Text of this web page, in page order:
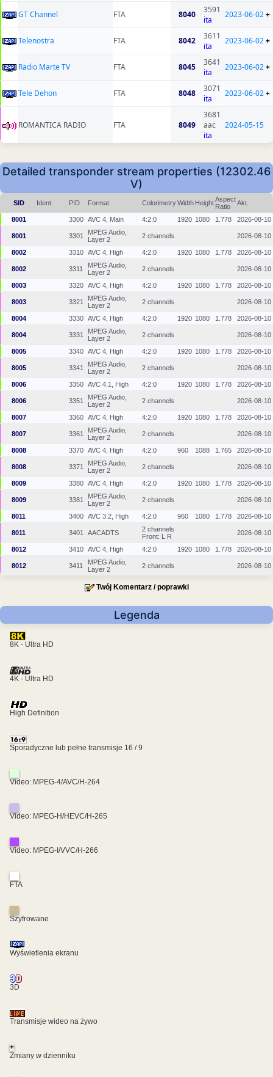
GT Channel FTA 8040
3591
ita
2023-06-02+
Telenostra FTA 8042
3611
ita
2023-06-02+
Radio Marte TV FTA 8045
3641
ita
2023-06-02+
Tele Dehon FTA 8048
3071
ita
2023-06-02+
ROMANTICA RADIO FTA 8049
3681
aac
ita
2024-05-15
Detailed transponder stream properties (12302.46
V)
SID Ident. PID Format ColorimetryWidth HeightAspect
Ratio
Akt.
8001 3300 AVC 4, Main 4:2:0 1920 1080 1.778 2026-08-10
8001 3301
MPEG Audio,
Layer 2
2 channels 2026-08-10
8002 3310 AVC 4, High 4:2:0 1920 1080 1.778 2026-08-10
8002 3311
MPEG Audio,
Layer 2
2 channels 2026-08-10
8003 3320 AVC 4, High 4:2:0 1920 1080 1.778 2026-08-10
8003 3321
MPEG Audio,
Layer 2
2 channels 2026-08-10
8004 3330 AVC 4, High 4:2:0 1920 1080 1.778 2026-08-10
8004 3331
MPEG Audio,
Layer 2
2 channels 2026-08-10
8005 3340 AVC 4, High 4:2:0 1920 1080 1.778 2026-08-10
8005 3341
MPEG Audio,
Layer 2
2 channels 2026-08-10
8006 3350 AVC 4.1, High 4:2:0 1920 1080 1.778 2026-08-10
8006 3351
MPEG Audio,
Layer 2
2 channels 2026-08-10
8007 3360 AVC 4, High 4:2:0 1920 1080 1.778 2026-08-10
8007 3361
MPEG Audio,
Layer 2
2 channels 2026-08-10
8008 3370 AVC 4, High 4:2:0 960 1088 1.765 2026-08-10
8008 3371
MPEG Audio,
Layer 2
2 channels 2026-08-10
8009 3380 AVC 4, High 4:2:0 1920 1080 1.778 2026-08-10
8009 3381
MPEG Audio,
Layer 2
2 channels 2026-08-10
8011 3400 AVC 3.2, High 4:2:0 960 1080 1.778 2026-08-10
8011 3401 AACADTS
2 channels
Front: L R
2026-08-10
8012 3410 AVC 4, High 4:2:0 1920 1080 1.778 2026-08-10
8012 3411
MPEG Audio,
Layer 2
2 channels 2026-08-10
Twój Komentarz / poprawki
Legenda
8K - Ultra HD
4K - Ultra HD
High Definition
Sporadyczne lub pełne transmisje 16 / 9
Video: MPEG-4/AVC/H-264
Video: MPEG-H/HEVC/H-265
Video: MPEG-I/VVC/H-266
FTA
Szyfrowane
Wyświetlenia ekranu
3D
Transmisje wideo na żywo
+
Zmiany w dzienniku